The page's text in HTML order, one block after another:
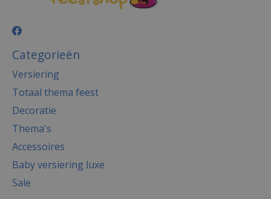
Categorieën
Versiering
Totaal thema feest
Decoratie
Thema's
Accessoires
Baby versiering luxe
Sale